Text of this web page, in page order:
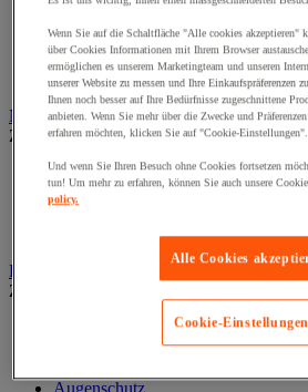
Material zur allgemeinärztlichen
Medikamentenschrank
Mobiliar und Ausstattung für
Notfall und Erste-Hilfe
Zur gesamten Produktgruppe
Augendusche und -spüler
Erste-Hilfe-Material und -Tasche
Reanimation und Sauerstoff
Persönliche Schutzausrüstung (PSA)
Zur gesamten Produktgruppe
Arbeitshandschuhe
Atemschutzmaske
Augenschutz
Wenn Sie auf die Schaltfläche "Alle cookies akzeptieren"
über Cookies Informationen mit Ihrem Browser
ermöglichen es unserem Marketingteam und unseren
unserer Website zu messen und Ihre Einkaufspräferenzen
Ihnen noch besser auf Ihre Bedürfnisse zugeschnittene
anbieten. Wenn Sie mehr über die Zwecke und
erfahren möchten, klicken Sie auf "Cookie-Einstellungen".
Und wenn Sie Ihren Besuch ohne Cookies fortsetzen
tun! Um mehr zu erfahren, können Sie auch unsere
policy.
Alle Cookies
Cookie-Einstellungen